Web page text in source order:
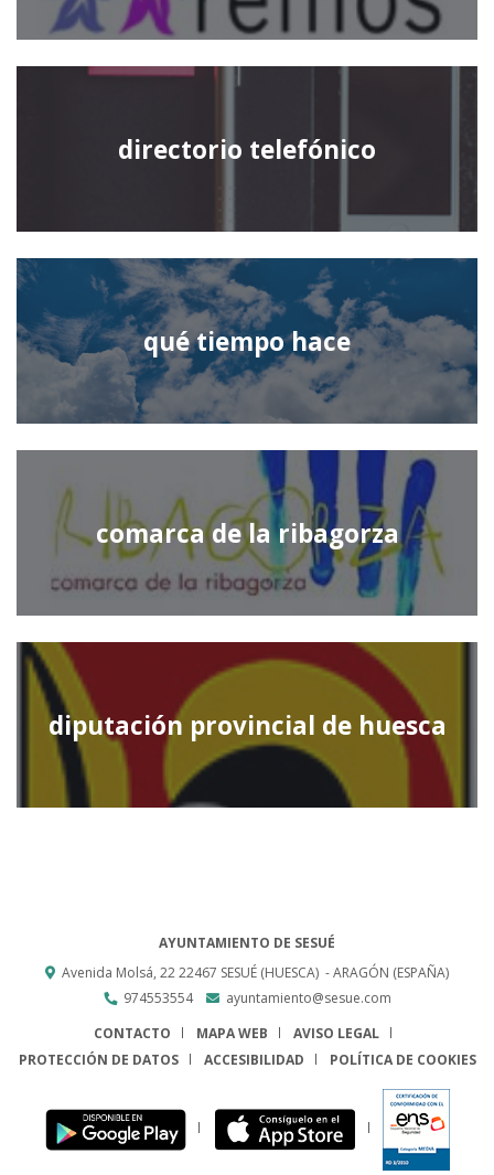
directorio telefónico
qué tiempo hace
comarca de la ribagorza
diputación provincial de huesca
AYUNTAMIENTO DE SESUÉ
Avenida Molsá, 2222467 SESUÉ (HUESCA) - ARAGÓN (ESPAÑA)
974553554
ayuntamiento@sesue.com
CONTACTO
MAPA WEB
AVISO LEGAL
PROTECCIÓN DE DATOS
ACCESIBILIDAD POLÍTICA DE COOKIES